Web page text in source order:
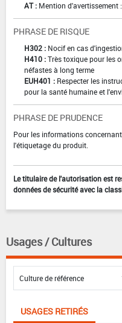
AT : Mention d'avertissement
PHRASE DE RISQUE
H302 : Nocif en cas
H410 :Très toxique pour les
néfastes à long terme
EUH401 : Respecter les
pour la santé humaine et
PHRASE DE PRUDENCE
Pour les informations
l'étiquetage du produit.
Le titulaire de l'autorisation est
données de sécurité avec la
Usages / Cultures
USAGES RETIRÉS